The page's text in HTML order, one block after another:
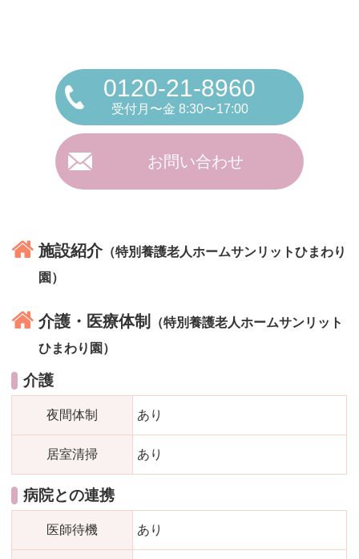
0120-21-8960
受付月〜金 8:30〜17:00
お問い合わせ
施設紹介（特別養護老人ホームサンリットひまわり
園）
介護・医療体制
（特別養護老人ホームサンリット
ひまわり園）
介護
夜間体制 あり
居室清掃 あり
病院との連携
医師待機 あり